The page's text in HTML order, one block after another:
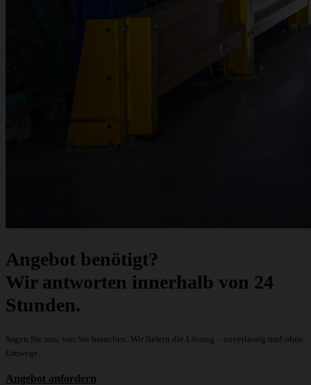
Angebot benötigt?
Wir antworten innerhalb von 24
Stunden.
Sagen Sie uns, was Sie brauchen. Wir liefern die Lösung – zuverlässig und ohne
Umwege.
Angebot anfordern